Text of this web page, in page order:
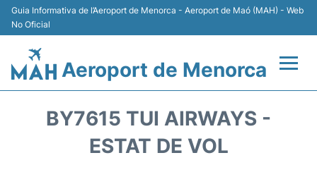
Guia Informativa de l’Aeroport de Menorca - Aeroport de Maó (MAH) - Web
No Oficial
Aeroport de Menorca
BY7615 TUI AIRWAYS -
ESTAT DE VOL